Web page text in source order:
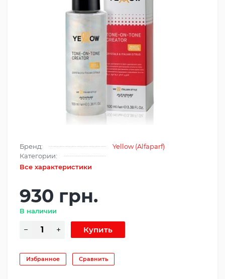
Бренд:
Yellow (Alfaparf)
Категории:
Все характеристики
930 грн.
В наличии
Избранное Сравнить